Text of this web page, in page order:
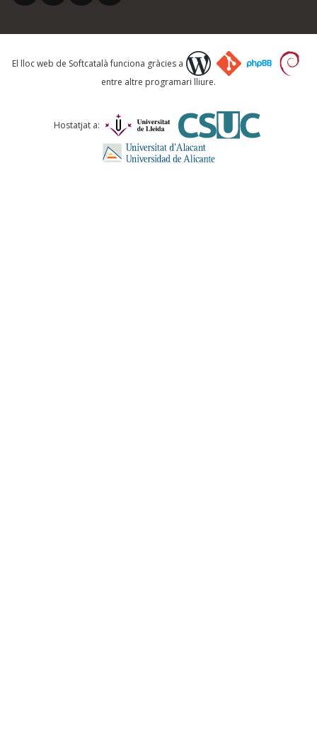
Què proposeu?
Comentari *
El lloc web de Softcatalà funciona gràcies a
entre altre programari lliure.
Hostatjat a: